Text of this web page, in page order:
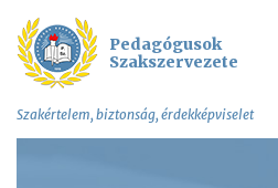
Pedagógusok
Szakszervezete
Szakértelem, biztonság, érdekképviselet